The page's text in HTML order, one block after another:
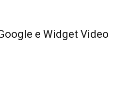
e Widget Video